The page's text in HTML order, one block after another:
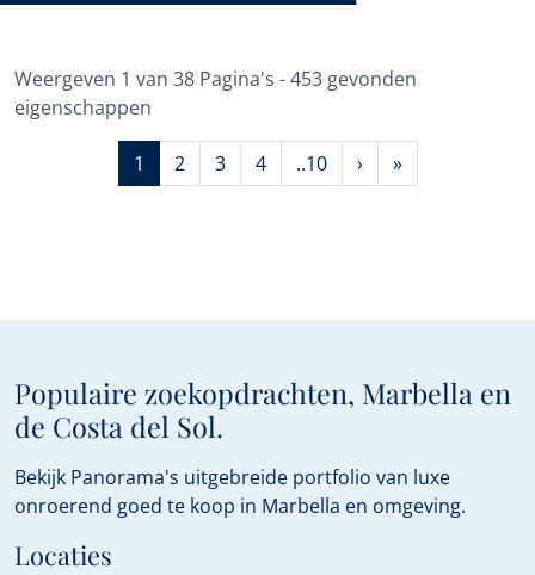
Weergeven 1 van 38 Pagina's - 453 gevonden
eigenschappen
1 2 3 4 ..10 › »
Populaire zoekopdrachten, Marbella en
de Costa del Sol.
Bekijk Panorama's uitgebreide portfolio van luxe
onroerend goed te koop in Marbella en omgeving.
Locaties